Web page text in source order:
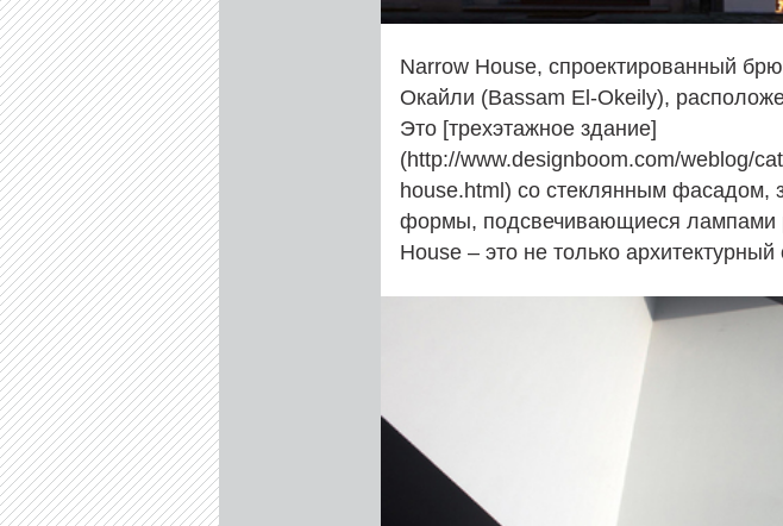
Narrow House, спроектированный
Окайли (Bassam El-Okeily),
Это [трехэтажное здание]
(http://www.designboom.com/weblog/
house.html) со стеклянным фасадом,
формы, подсвечивающиеся лампами
House – это не только